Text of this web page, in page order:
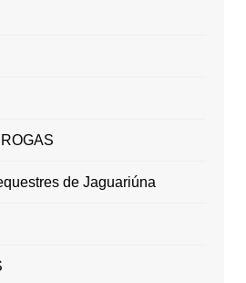
de Jaguariúna